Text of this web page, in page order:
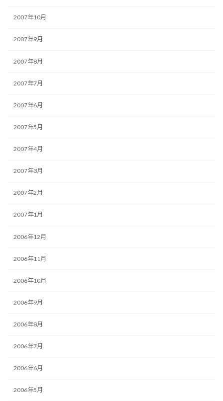
2007年10月
2007年9月
2007年8月
2007年7月
2007年6月
2007年5月
2007年4月
2007年3月
2007年2月
2007年1月
2006年12月
2006年11月
2006年10月
2006年9月
2006年8月
2006年7月
2006年6月
2006年5月